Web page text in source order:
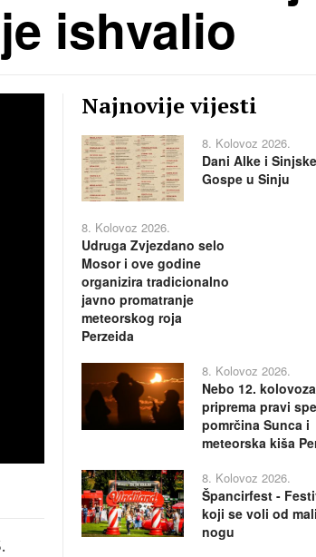
ishvalio
Najnovije vijesti
8. Kolovoz 2026.
Dani Alke i Sinjske
Gospe u Sinju
8. Kolovoz 2026.
Udruga Zvjezdano selo
Mosor i ove godine
organizira tradicionalno
javno promatranje
meteorskog roja
Perzeida
8. Kolovoz 2026.
Nebo 12. kolovoza
priprema pravi
pomrčina Sunca i
meteorska kiša
8. Kolovoz 2026.
Špancirfest -
koji se voli od
nogu